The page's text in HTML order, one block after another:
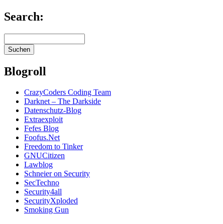
Search:
Blogroll
CrazyCoders Coding Team
Darknet – The Darkside
Datenschutz-Blog
Extraexploit
Fefes Blog
Foofus.Net
Freedom to Tinker
GNUCitizen
Lawblog
Schneier on Security
SecTechno
Security4all
SecurityXploded
Smoking Gun